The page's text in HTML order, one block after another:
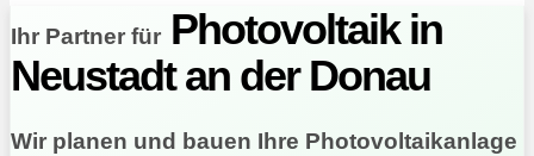
Ihr Partner für Photovoltaik in
Neustadt an der Donau
Wir planen und bauen Ihre Photovoltaikanlage